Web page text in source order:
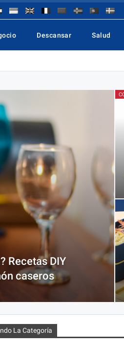
Descansar Salud
Recetas DIY
caseros
La Categoría